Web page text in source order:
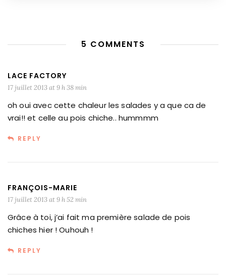
5 COMMENTS
LACE FACTORY
17 juillet 2013 at 9 h 38 min
oh oui avec cette chaleur les salades y a que ca de
vrai!! et celle au pois chiche.. hummmm
REPLY
FRANÇOIS-MARIE
17 juillet 2013 at 9 h 52 min
Grâce à toi, j’ai fait ma première salade de pois
chiches hier ! Ouhouh !
REPLY